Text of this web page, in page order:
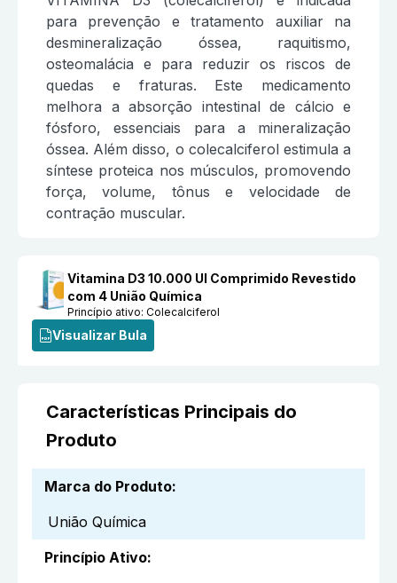
para prevenção e tratamento auxiliar na
desmineralização óssea, raquitismo,
osteomalácia e para reduzir os riscos de
quedas e fraturas. Este medicamento
melhora a absorção intestinal de cálcio e
fósforo, essenciais para a mineralização
óssea. Além disso, o colecalciferol estimula a
síntese proteica nos músculos, promovendo
força, volume, tônus e velocidade de
contração muscular.
Vitamina D3 10.000 UI Comprimido Revestido
com 4 União Química
Princípio ativo:Colecalciferol
Visualizar Bula
Características Principais do
Produto
Marca do Produto:
União Química
Princípio Ativo: